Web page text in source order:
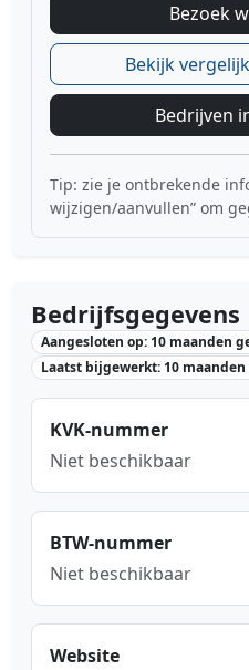
Bezoek
Bekijk
Bedrijven
Tip: zie je ontbrekende
wijzigen/aanvullen” om
Bedrijfsgegevens
Aangesloten op: 10 maanden
Laatst bijgewerkt: 10
KVK-nummer
Niet beschikbaar
BTW-nummer
Niet beschikbaar
Website